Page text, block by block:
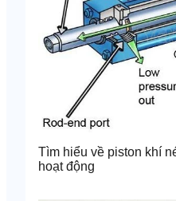
Tìm hiểu về piston khí
hoạt động